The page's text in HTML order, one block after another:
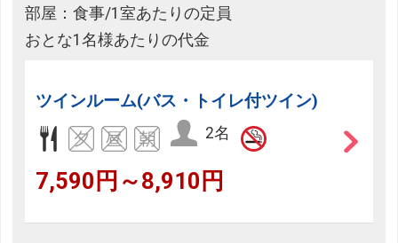
部屋：食事/1室あたりの定員
おとな1名様あたりの代金
ツインルーム(バス・トイレ付ツイン)
2名
7,590円～8,910円